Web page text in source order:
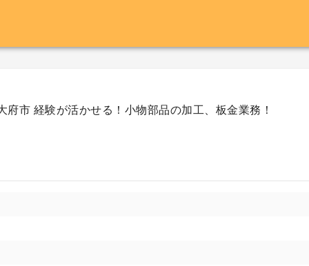
府市 経験が活かせる！小物部品の加工、板金業務！